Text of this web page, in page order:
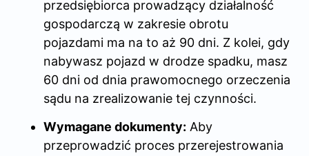
przedsiębiorca prowadzący działalność
gospodarczą w zakresie obrotu
pojazdami ma na to aż 90 dni. Z kolei, gdy
nabywasz pojazd w drodze spadku, masz
60 dni od dnia prawomocnego orzeczenia
sądu na zrealizowanie tej czynności.
Wymagane dokumenty: Aby
przeprowadzić proces przerejestrowania